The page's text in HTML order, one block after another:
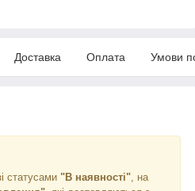
Доставка Оплата Умови
статусами "В наявності" , на